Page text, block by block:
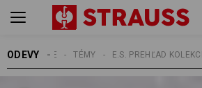
ODEVY E.S. PREHĽAD KOLEKCIÍ
TÉMY
PÁNSKE